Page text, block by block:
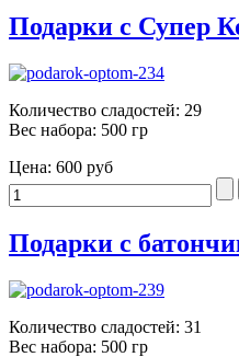
Подарки с Супер
Количество сладостей: 29
Вес набора: 500 гр
Цена: 600 руб
Подарки с
Количество сладостей: 31
Вес набора: 500 гр